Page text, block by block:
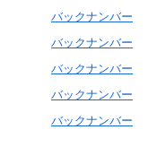
バックナンバー
バックナンバー
バックナンバー
バックナンバー
バックナンバー